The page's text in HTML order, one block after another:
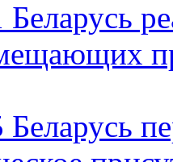
Беларусь
Беларусь